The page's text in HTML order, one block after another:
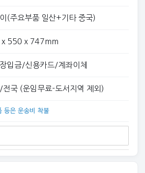
(주요부품 일산+기타 중국)
550 x 747mm
입금/신용카드/계좌이체
전국 (운임무료-도서지역 제외)
등은 운송비 착불